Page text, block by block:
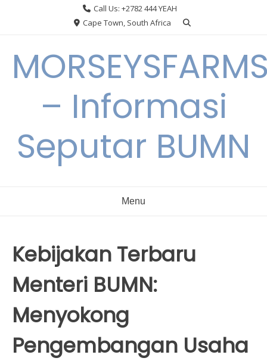
Call Us: +2782 444 YEAH
Cape Town, South Africa
– Informasi
Seputar BUMN
Menu
Kebijakan Terbaru
Menteri BUMN:
Menyokong
Pengembangan Usaha